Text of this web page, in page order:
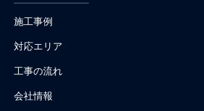
施工事例
対応エリア
工事の流れ
会社情報